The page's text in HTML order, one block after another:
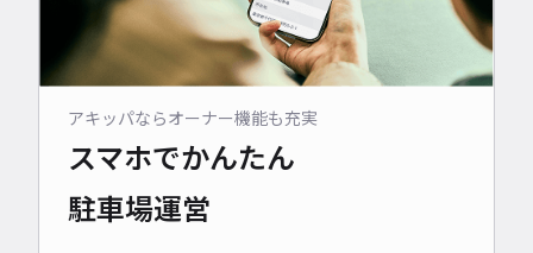
アキッパならオーナー機能も充実
スマホでかんたん
駐車場運営